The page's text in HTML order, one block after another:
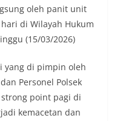
oleh panit unit
di Wilayah Hukum
(15/03/2026)
yang di pimpin oleh
Personel Polsek
point pagi di
kemacetan dan